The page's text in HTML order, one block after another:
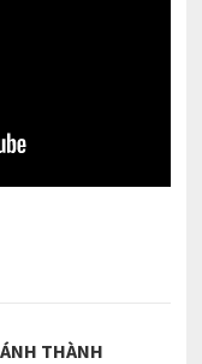
THÀNH